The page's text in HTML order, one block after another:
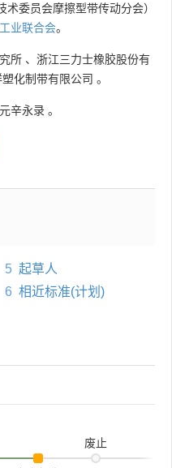
术委员会摩擦型带传动分会）
业联合会。
所 、 浙江三力士橡胶股份有
化制带有限公司 。
辛永录 。
5 起草人
6 相近标准(计划)
废止